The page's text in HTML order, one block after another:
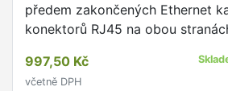
předem zakončených Ethernet
konektorů RJ45 na obou
997,50 Kč
včetně DPH